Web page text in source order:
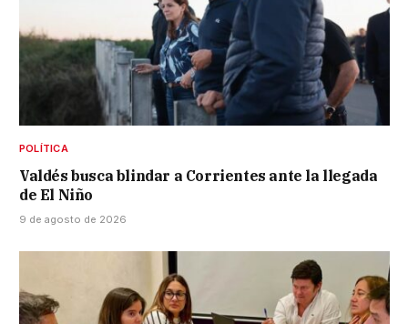
POLÍTICA
Valdés busca blindar a Corrientes ante la llegada
de El Niño
9 de agosto de 2026